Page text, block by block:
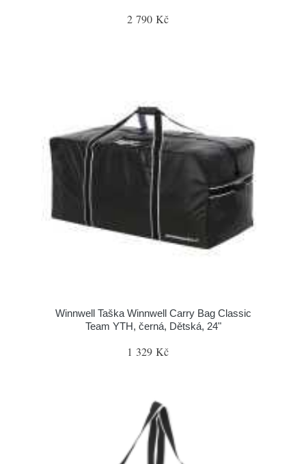
2 790 Kč
Winnwell Taška Winnwell Carry Bag Classic
Team YTH, černá, Dětská, 24"
1 329 Kč